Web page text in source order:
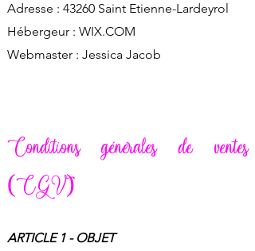
Adresse : 43260 Saint Etienne-Lardeyrol
Hébergeur : WIX.COM
Webmaster : Jessica Jacob
Conditions générales de ventes
(CGV)
ARTICLE 1 - OBJET